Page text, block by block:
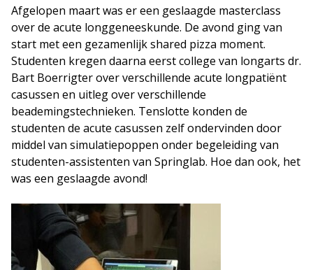
Afgelopen maart was er een geslaagde masterclass
over de acute longgeneeskunde. De avond ging van
start met een gezamenlijk shared pizza moment.
Studenten kregen daarna eerst college van longarts dr.
Bart Boerrigter over verschillende acute longpatiënt
casussen en uitleg over verschillende
beademingstechnieken. Tenslotte konden de
studenten de acute casussen zelf ondervinden door
middel van simulatiepoppen onder begeleiding van
studenten-assistenten van Springlab. Hoe dan ook, het
was een geslaagde avond!